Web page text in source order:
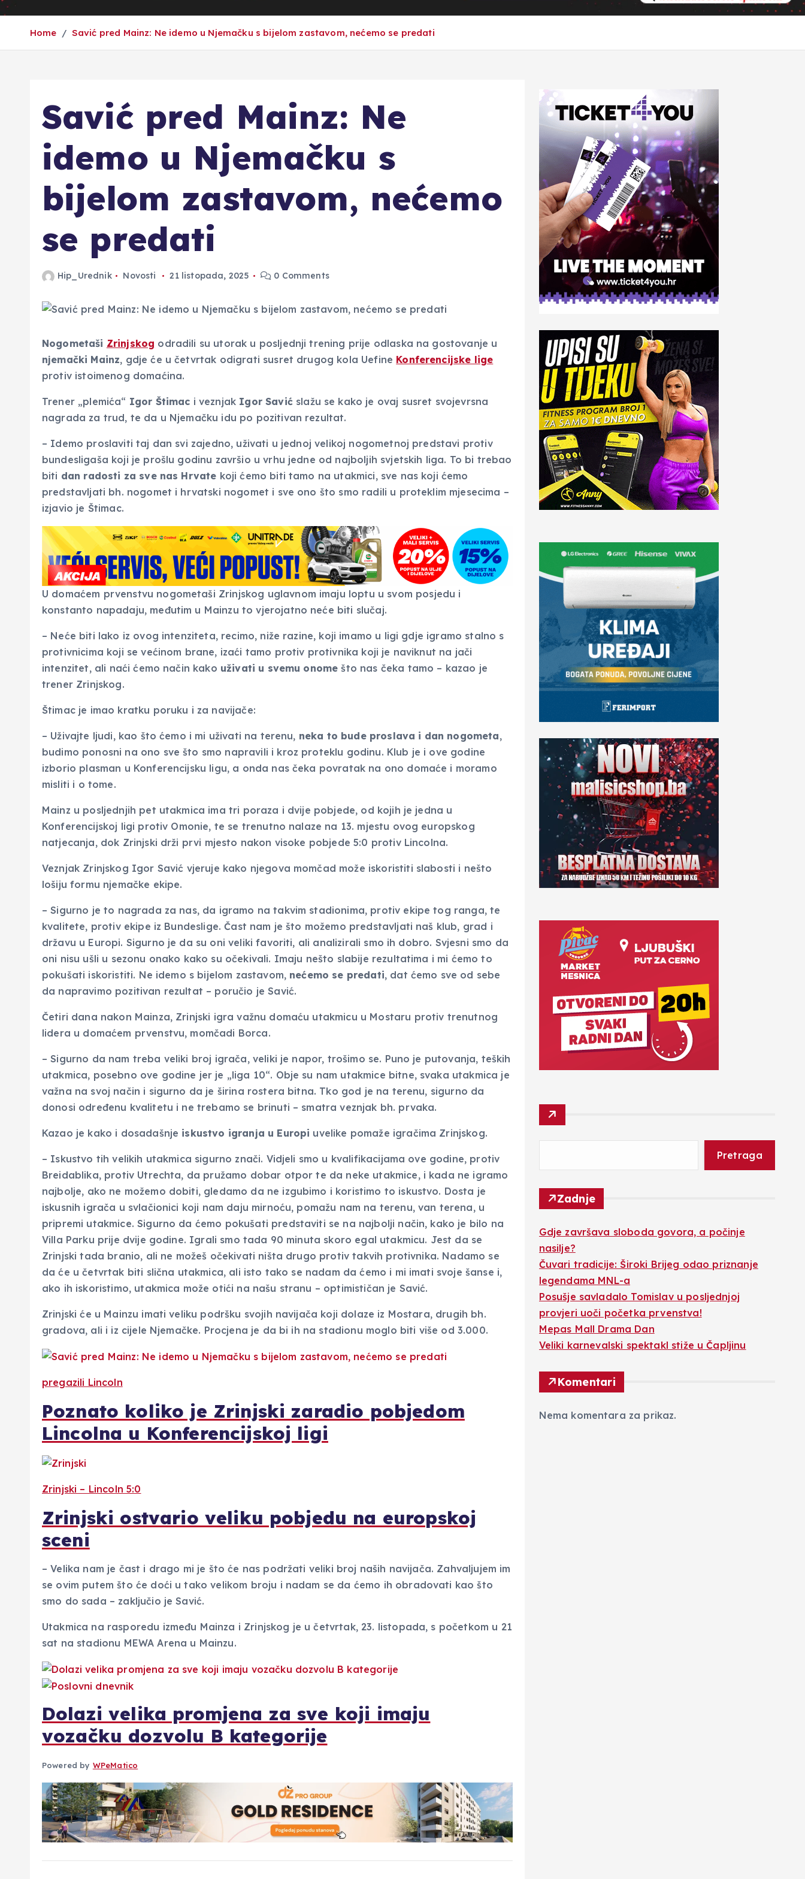
Home Savić pred Mainz: Ne idemo u Njemačku s bijelom zastavom, nećemo se predati
Savić pred Mainz: Ne
idemo u Njemačku s
bijelom zastavom, nećemo
se predati
Hip_Urednik Novosti 21 listopada, 2025 0 Comments
Nogometaši Zrinjskog odradili su utorak u posljednji trening prije odlaska na gostovanje u
njemački Mainz, gdje će u četvrtak odigrati susret drugog kola Uefine Konferencijske lige
protiv istoimenog domaćina.
Trener „plemića“ Igor Štimac i veznjak Igor Savićslažu se kako je ovaj susret svojevrsna
nagrada za trud, te da u Njemačku idu po pozitivan rezultat.
– Idemo proslaviti taj dan svi zajedno, uživati u jednoj velikoj nogometnoj predstavi protiv
bundesligaša koji je prošlu godinu završio u vrhu jedne od najboljih svjetskih liga. To bi trebao
biti dan radosti za sve nas Hrvate koji ćemo biti tamo na utakmici, sve nas koji ćemo
predstavljati bh. nogomet i hrvatski nogomet i sve ono što smo radili u proteklim mjesecima –
izjavio je Štimac.
U domaćem prvenstvu nogometaši Zrinjskog uglavnom imaju loptu u svom posjedu i
konstanto napadaju, međutim u Mainzu to vjerojatno neće biti slučaj.
– Neće biti lako iz ovog intenziteta, recimo, niže razine, koji imamo u ligi gdje igramo stalno s
protivnicima koji se većinom brane, izaći tamo protiv protivnika koji je naviknut na jači
intenzitet, ali naći ćemo način kako uživati u svemu onome što nas čeka tamo – kazao je
trener Zrinjskog.
Štimac je imao kratku poruku i za navijače:
– Uživajte ljudi, kao što ćemo i mi uživati na terenu, neka to bude proslava i dan nogometa,
budimo ponosni na ono sve što smo napravili i kroz proteklu godinu. Klub je i ove godine
izborio plasman u Konferencijsku ligu, a onda nas čeka povratak na ono domaće i moramo
misliti i o tome.
Mainz u posljednjih pet utakmica ima tri poraza i dvije pobjede, od kojih je jedna u
Konferencijskoj ligi protiv Omonie, te se trenutno nalaze na 13. mjestu ovog europskog
natjecanja, dok Zrinjski drži prvi mjesto nakon visoke pobjede 5:0 protiv Lincolna.
Veznjak Zrinjskog Igor Savić vjeruje kako njegova momčad može iskoristiti slabosti i nešto
lošiju formu njemačke ekipe.
– Sigurno je to nagrada za nas, da igramo na takvim stadionima, protiv ekipe tog ranga, te
kvalitete, protiv ekipe iz Bundeslige. Čast nam je što možemo predstavljati naš klub, grad i
državu u Europi. Sigurno je da su oni veliki favoriti, ali analizirali smo ih dobro. Svjesni smo da
oni nisu ušli u sezonu onako kako su očekivali. Imaju nešto slabije rezultatima i mi ćemo to
pokušati iskoristiti. Ne idemo s bijelom zastavom, nećemo se predati, dat ćemo sve od sebe
da napravimo pozitivan rezultat – poručio je Savić.
Četiri dana nakon Mainza, Zrinjski igra važnu domaću utakmicu u Mostaru protiv trenutnog
lidera u domaćem prvenstvu, momčadi Borca.
– Sigurno da nam treba veliki broj igrača, veliki je napor, trošimo se. Puno je putovanja, teških
utakmica, posebno ove godine jer je „liga 10“. Obje su nam utakmice bitne, svaka utakmica je
važna na svoj način i sigurno da je širina rostera bitna. Tko god je na terenu, sigurno da
donosi određenu kvalitetu i ne trebamo se brinuti – smatra veznjak bh. prvaka.
Kazao je kako i dosadašnje iskustvo igranja u Europi uvelike pomaže igračima Zrinjskog.
– Iskustvo tih velikih utakmica sigurno znači. Vidjeli smo u kvalifikacijama ove godine, protiv
Breidablika, protiv Utrechta, da pružamo dobar otpor te da neke utakmice, i kada ne igramo
najbolje, ako ne možemo dobiti, gledamo da ne izgubimo i koristimo to iskustvo. Dosta je
iskusnih igrača u svlačionici koji nam daju mirnoću, pomažu nam na terenu, van terena, u
pripremi utakmice. Sigurno da ćemo pokušati predstaviti se na najbolji način, kako je bilo na
Villa Parku prije dvije godine. Igrali smo tada 90 minuta skoro egal utakmicu. Jest da se
Zrinjski tada branio, ali ne možeš očekivati ništa drugo protiv takvih protivnika. Nadamo se
da će u četvrtak biti slična utakmica, ali isto tako se nadam da ćemo i mi imati svoje šanse i,
ako ih iskoristimo, utakmica može otići na našu stranu – optimističan je Savić.
Zrinjski će u Mainzu imati veliku podršku svojih navijača koji dolaze iz Mostara, drugih bh.
gradova, ali i iz cijele Njemačke. Procjena je da bi ih na stadionu moglo biti više od 3.000.
pregazili Lincoln
Poznato koliko je Zrinjski zaradio pobjedom
Lincolna u Konferencijskoj ligi
Zrinjski – Lincoln 5:0
Zrinjski ostvario veliku pobjedu na europskoj
sceni
– Velika nam je čast i drago mi je što će nas podržati veliki broj naših navijača. Zahvaljujem im
se ovim putem što će doći u tako velikom broju i nadam se da ćemo ih obradovati kao što
smo do sada – zaključio je Savić.
Utakmica na rasporedu između Mainza i Zrinjskog je u četvrtak, 23. listopada, s početkom u 21
sat na stadionu MEWA Arena u Mainzu.
Dolazi velika promjena za sve koji imaju
vozačku dozvolu B kategorije
Powered by WPeMatico
Pretraga
Zadnje
Gdje završava sloboda govora, a počinje
nasilje?
Čuvari tradicije: Široki Brijeg odao priznanje
legendama MNL-a
Posušje savladalo Tomislav u posljednjoj
provjeri uoči početka prvenstva!
Mepas Mall Drama Dan
Veliki karnevalski spektakl stiže u Čapljinu
Komentari
Nema komentara za prikaz.